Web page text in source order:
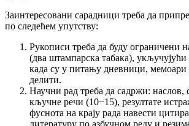
Заинтересовани сарадници треба да
по следећем упутству:
Рукописи треба да буду ограничени
(два штампарска табака),
када су у питању дневници, мемоари
делити.
Научни рад треба да садржи: наслов,
кључне речи (10−15), резултате
фуснота на крају рада навести
литературу по азбучном реду и